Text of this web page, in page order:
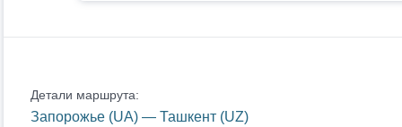
Детали маршрута:
Запорожье (UA) — Ташкент (UZ)